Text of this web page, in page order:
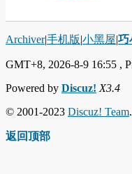
Archiver|手机版|小黑屋|巧
GMT+8, 2026-8-9 16:55 ,
Powered by Discuz! X3.4
© 2001-2023 Discuz! Team.
返回顶部